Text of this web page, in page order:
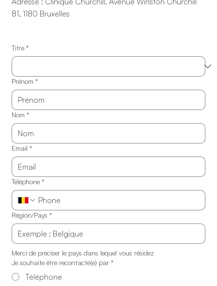
81, 1180 Bruxelles
Titre *
Prénom *
Nom *
Email *
Téléphone *
Région/Pays *
Merci de préciser le pays dans lequel vous résidez
Je souhaite être recontacté(e) par *
Téléphone